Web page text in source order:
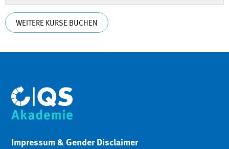
WEITERE KURSE BUCHEN
Impressum & Gender Disclaimer